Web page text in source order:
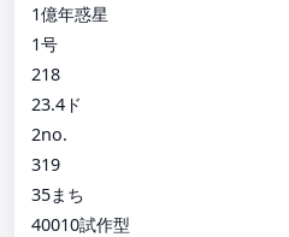
1億年惑星
1号
218
23.4ド
2no.
319
35まち
40010試作型